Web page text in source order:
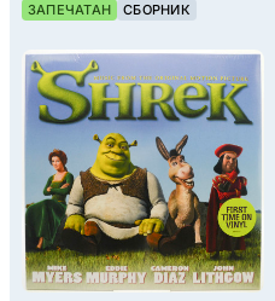
ЗАПЕЧАТАН
СБОРНИК